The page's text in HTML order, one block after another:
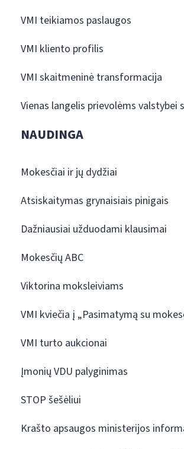
VMI teikiamos paslaugos
VMI kliento profilis
VMI skaitmeninė transformacija
Vienas langelis prievolėms valstybei
NAUDINGA
Mokesčiai ir jų dydžiai
Atsiskaitymas grynaisiais pinigais
Dažniausiai užduodami klausimai
Mokesčių ABC
Viktorina moksleiviams
VMI kviečia į „Pasimatymą su
VMI turto aukcionai
Įmonių VDU palyginimas
STOP šešėliui
Krašto apsaugos ministerijos